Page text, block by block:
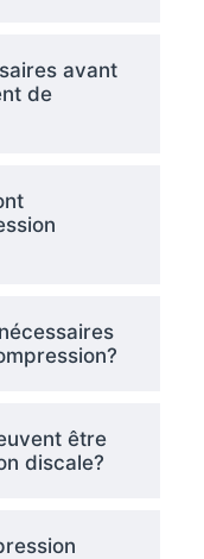
avant
de
être
discale?